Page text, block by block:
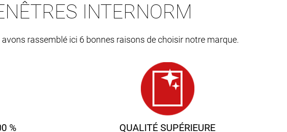
INTERNORM
rassemblé ici 6 bonnes raisons de choisir notre marque.
QUALITÉ SUPÉRIEURE
%